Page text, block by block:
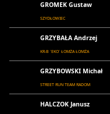
GROMEK Gustaw
SZYDŁOWIEC
GRZYBAŁA Andrzej
KR-B `EKO` ŁOMŻA ŁOMŻA
GRZYBOWSKI Michał
STREET RUN TEAM RADOM
HALCZOK Janusz